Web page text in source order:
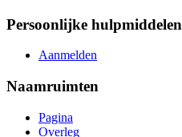
Persoonlijke hulpmiddelen
Aanmelden
Naamruimten
Pagina
Overleg